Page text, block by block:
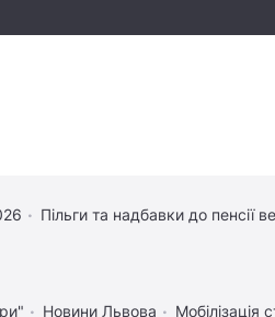
Пільги та надбавки до пенсії
Новини Львова Мобілізація